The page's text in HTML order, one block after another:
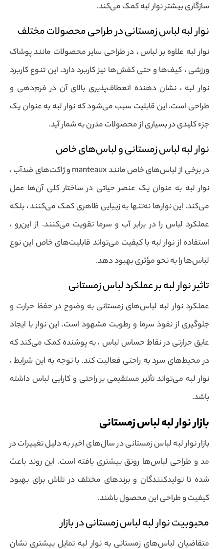
سازگاری بیشتر نوار لبه کمک می‌کند.
نوار لبه لباس زمستانی در طراحی محصولات مختلف
نوار لبه علاوه بر لباس ، در طراحی سایر محصولات مانند پوشاک
ورزشی ، کیف‌ها و حتی کفش‌ها نیز کاربرد دارد. این تنوع کاربرد
نوار لبه ، نشان دهنده انعطاف‌پذیری بالای آن در فرم‌دهی و
طراحی است. این قابلیت سبب می‌شود که نوار لبه به عنوان یک
جزء کلیدی در بسیاری از محصولات مدرن به شمار آید.
نوار لبه لباس زمستانی و لباس‌های خاص
در برخی از لباس‌های خاص مانند manteaux و ژاکت‌های ضدآب ،
نوار لبه به عنوان یک عنصر حیاتی در ساختار کلی آن‌ها عمل
می‌کند. این نوارها نه‌تنها به زیبایی ظاهری کمک می‌کنند ، بلکه
عملکرد لباس را در برابر آب و سرما تقویت می‌کنند. از این‌رو ،
استفاده از نوار لبه با کیفیت می‌تواند قابلیت‌های خاص این نوع
لباس‌ها را به نحو مؤثری بهبود دهد.
تاثیر نوار لبه بر عملکرد لباس زمستانی
عملکرد نوار لبه لباس‌های زمستانی به وضوح در حفظ حرارت و
جلوگیری از نفوذ سرما و رطوبت مشهود است. این نوار با ایجاد
عایق حرارتی در نقاط حساس لباس ، به پوشنده کمک می‌کند که
در محیط‌های سرد به راحتی فعالیت کند. با توجه به این شرایط ،
نوار لبه می‌تواند تأثیر مستقیمی بر راحتی و کارایی لباس داشته
باشد.
بازار نوار لبه لباس زمستانی
بازار نوار لبه لباس زمستانی در سال‌های اخیر به دلیل تغییرات در
مد و طراحی لباس‌ها رونق بیشتری یافته است. این روند باعث
شده تا تولیدکنندگان و برندهای مختلف در تلاش برای بهبود
کیفیت و طراحی این محصول باشند.
محبوبیت نوار لبه لباس زمستانی در بازار
متقاضیان لباس‌های زمستانی به نوار لبه تمایل بیشتری نشان